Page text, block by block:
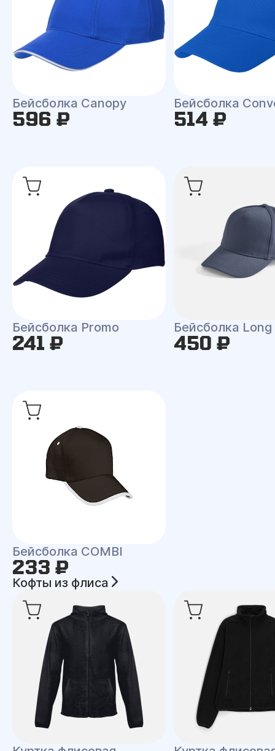
Бейсболка Canopy
596 ₽
Бейсболка
514 ₽
Бейсболка Promo
241 ₽
Бейсболка
450 ₽
Бейсболка COMBI
233 ₽
Кофты из флиса